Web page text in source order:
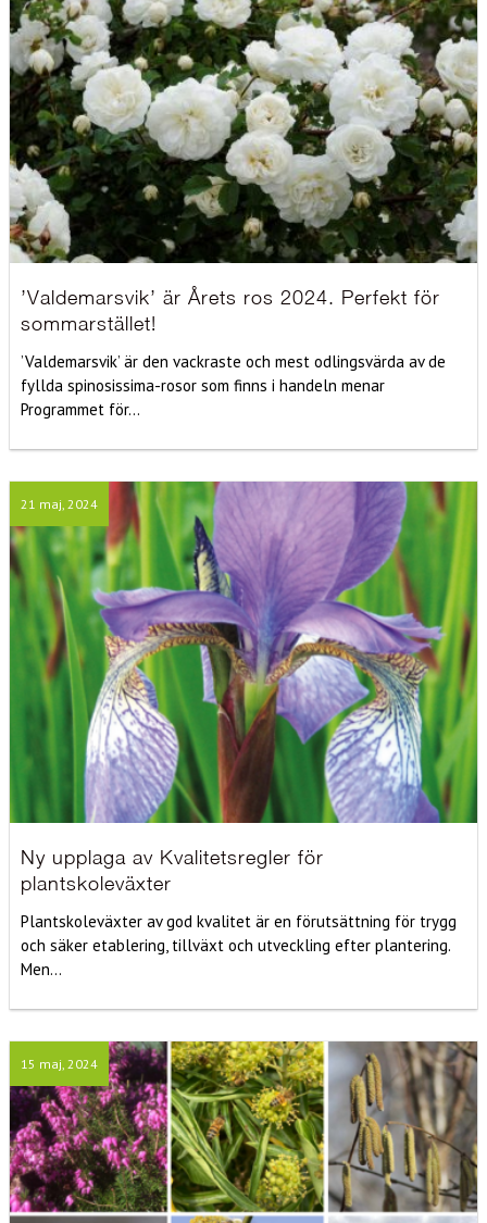
’Valdemarsvik’ är Årets ros 2024. Perfekt för
sommarstället!
’Valdemarsvik’ är den vackraste och mest odlingsvärda av de
fyllda spinosissima-rosor som finns i handeln menar
Programmet för...
21 maj, 2024
Ny upplaga av Kvalitetsregler för
plantskoleväxter
Plantskoleväxter av god kvalitet är en förutsättning för trygg
och säker etablering, tillväxt och utveckling efter plantering.
Men...
15 maj, 2024